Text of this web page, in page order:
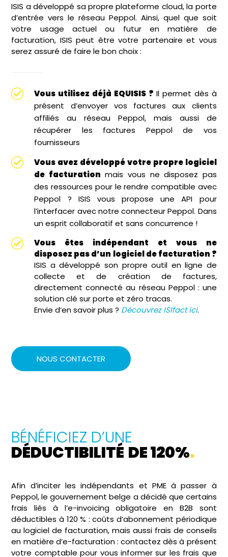
ISIS a développé sa propre plateforme cloud, la porte
d’entrée vers le réseau Peppol. Ainsi, quel que soit
votre usage actuel ou futur en matière de
facturation, ISIS peut être votre partenaire et vous
serez assuré de faire le bon choix :
Vous utilisez déjà EQUISIS ? Il permet dès à
présent d’envoyer vos factures aux clients
affiliés au réseau Peppol, mais aussi de
récupérer les factures Peppol de vos
fournisseurs
Vous avez développé votre propre logiciel
de facturation mais vous ne disposez pas
des ressources pour le rendre compatible avec
Peppol ? ISIS vous propose une API pour
l’interfacer avec notre connecteur Peppol. Dans
un esprit collaboratif et sans concurrence !
Vous êtes indépendant et vous ne
disposez pas d’un logiciel de facturation ?
ISIS a développé son propre outil en ligne de
collecte et de création de factures,
directement connecté au réseau Peppol : une
solution clé sur porte et zéro tracas.
Envie d’en savoir plus ? Découvrez ISIfact ici.
NOUS CONTACTER
BÉNÉFICIEZ D’UNE
DÉDUCTIBILITÉ DE 120%.
Afin d’inciter les indépendants et PME à passer à
Peppol, le gouvernement belge a décidé que certains
frais liés à l’e-invoicing obligatoire en B2B sont
déductibles à 120 % : coûts d’abonnement périodique
au logiciel de facturation, mais aussi frais de conseils
en matière d’e-facturation : contactez dès à présent
votre comptable pour vous informer sur les frais que